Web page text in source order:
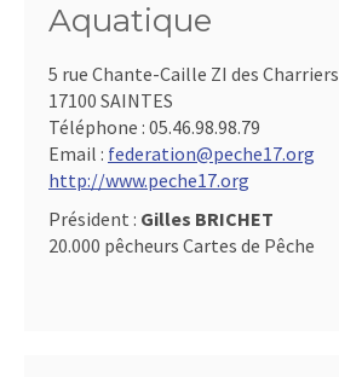
Aquatique
5 rue Chante-Caille ZI des Charriers
17100 SAINTES
Téléphone : 05.46.98.98.79
Email : federation@peche17.org
http://www.peche17.org
Président : Gilles BRICHET
20.000 pêcheurs Cartes de Pêche